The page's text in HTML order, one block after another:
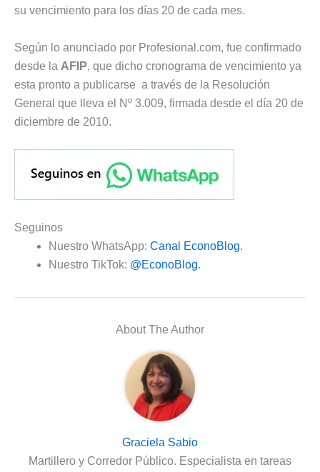
su vencimiento para los días 20 de cada mes.
Según lo anunciado por Profesional.com, fue confirmado
desde la AFIP, que dicho cronograma de vencimiento ya
esta pronto a publicarse a través de la Resolución
General que lleva el Nº 3.009, firmada desde el día 20 de
diciembre de 2010.
Seguinos
Nuestro WhatsApp: Canal EconoBlog.
Nuestro TikTok: @EconoBlog.
About The Author
Graciela Sabio
Martillero y Corredor Público. Especialista en tareas